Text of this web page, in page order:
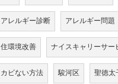
アレルギー診断 アレルギー問題
住環境改善 ナイスキャリーサー
カビない方法 駿河区 聖徳太